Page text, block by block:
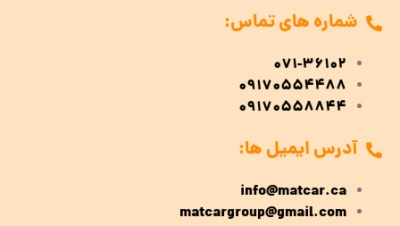
شماره های تماس:
071-36102
09170554488
09170558844
آدرس ایمیل ها:
info@matcar.ca
matcargroup@gmail.com